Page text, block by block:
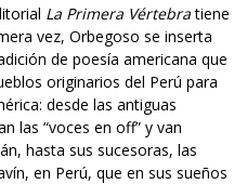
La Primera Vértebratiene
vez, Orbegoso se inserta
de poesía americana que
originarios del Perú para
desde las antiguas
las “voces en off” y van
hasta sus sucesoras, las
en Perú, que en sus sueños